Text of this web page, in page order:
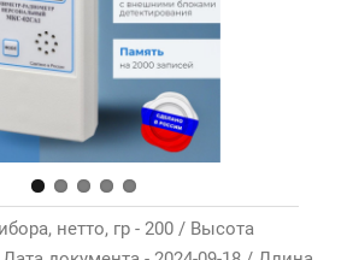
Сравнение
нетто, гр - 200 / Высота